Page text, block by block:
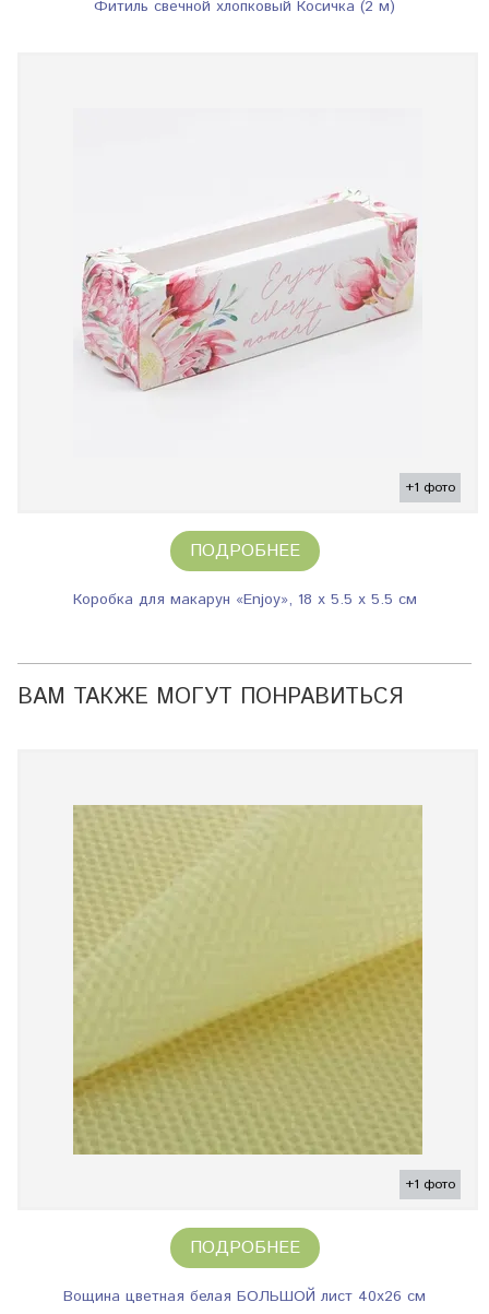
Фитиль свечной хлопковый Косичка (2 м)
+1 фото
ПОДРОБНЕЕ
Коробка для макарун «Enjoy», 18 х 5.5 х 5.5 см
ВАМ ТАКЖЕ МОГУТ ПОНРАВИТЬСЯ
+1 фото
ПОДРОБНЕЕ
Вощина цветная белая БОЛЬШОЙ лист 40х26 см